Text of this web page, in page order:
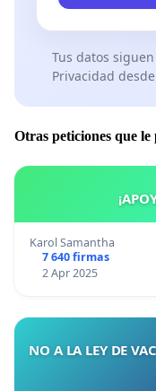
Tus datos
Privacidad
Otras peticiones que
Karol Samantha
7 640 firmas
2 Apr 2025
NO A LA LEY DE